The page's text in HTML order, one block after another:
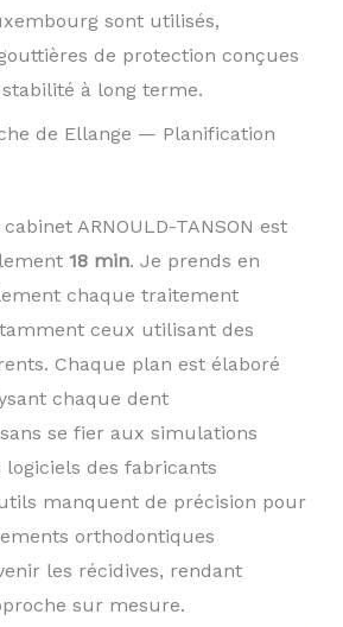
sont utilisés,
de protection conçues
à long terme.
de Ellange — Planification
ARNOULD-TANSON est
18 min. Je prends en
chaque traitement
ceux utilisant des
Chaque plan est élaboré
chaque dent
se fier aux simulations
des fabricants
manquent de précision pour
orthodontiques
les récidives, rendant
sur mesure.